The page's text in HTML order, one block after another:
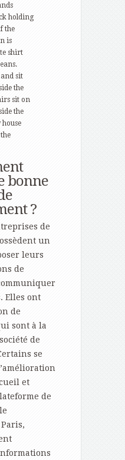
holding
the
is
shirt
sit
the
sit on
the
bonne
?
de
un
leurs
de
Elles ont
de
sont à la
de
se
et
de